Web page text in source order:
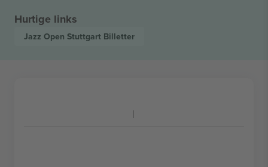
Hurtige links
Jazz Open Stuttgart Billetter